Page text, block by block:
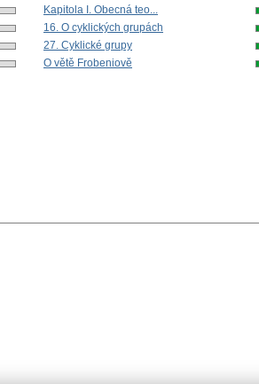
Kapitola I. Obecná teo...
16. O cyklických grupách
27. Cyklické grupy
O větě Frobeniově